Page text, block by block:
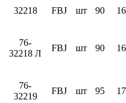
32218 FBJ шт 90
76-
32218 Л
FBJ шт 90
76-
32219
FBJ шт 95